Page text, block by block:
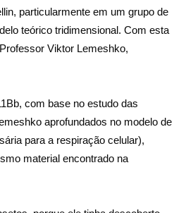
particularmente em um grupo de
teórico tridimensional. Com esta
Viktor Lemeshko,
com base no estudo das
aprofundados no modelo de
para a respiração celular),
material encontrado na